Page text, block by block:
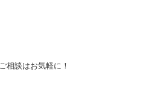
相談はお気軽に！